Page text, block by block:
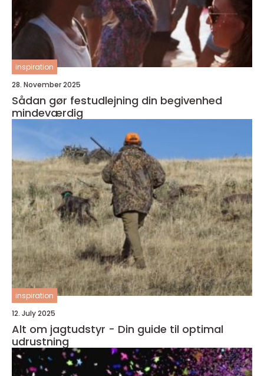
inspiration
28. November 2025
Sådan gør festudlejning din begivenhed
mindeværdig
inspiration
12. July 2025
Alt om jagtudstyr - Din guide til optimal
udrustning